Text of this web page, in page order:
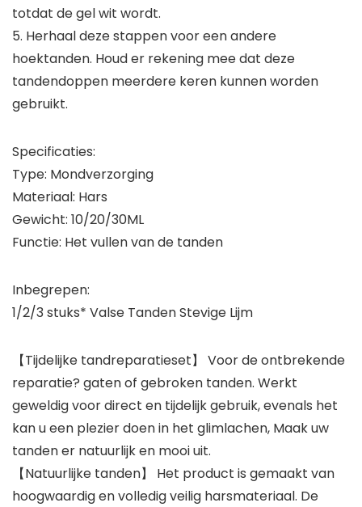
totdat de gel wit wordt.
5. Herhaal deze stappen voor een andere
hoektanden. Houd er rekening mee dat deze
tandendoppen meerdere keren kunnen worden
gebruikt.
Specificaties:
Type: Mondverzorging
Materiaal: Hars
Gewicht: 10/20/30ML
Functie: Het vullen van de tanden
Inbegrepen:
1/2/3 stuks* Valse Tanden Stevige Lijm
【Tijdelijke tandreparatieset】 Voor de ontbrekende
reparatie? gaten of gebroken tanden. Werkt
geweldig voor direct en tijdelijk gebruik, evenals het
kan u een plezier doen in het glimlachen, Maak uw
tanden er natuurlijk en mooi uit.
【Natuurlijke tanden】 Het product is gemaakt van
hoogwaardig en volledig veilig harsmateriaal. De